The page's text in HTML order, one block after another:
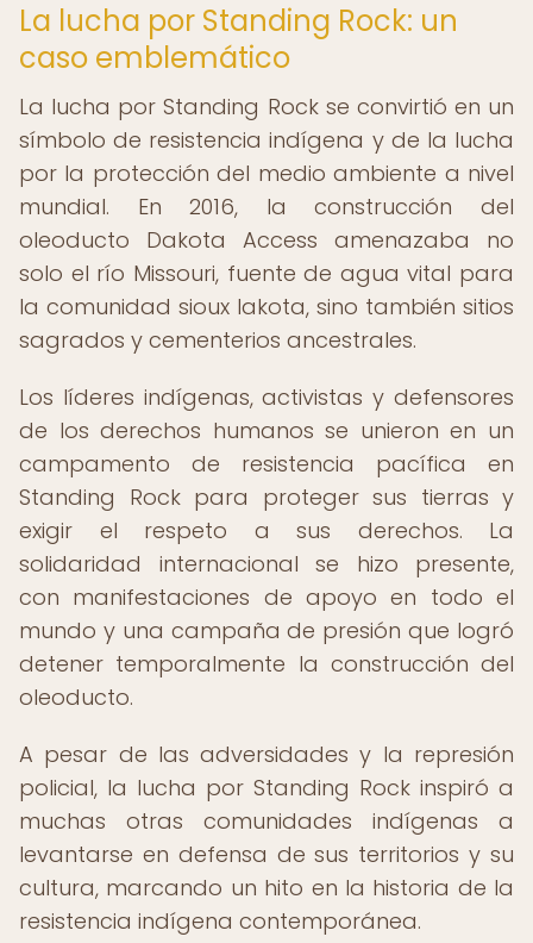
La lucha por Standing Rock: un
caso emblemático
La lucha por Standing Rock se convirtió en un
símbolo de resistencia indígena y de la lucha
por la protección del medio ambiente a nivel
mundial. En 2016, la construcción del
oleoducto Dakota Access amenazaba no
solo el río Missouri, fuente de agua vital para
la comunidad sioux lakota, sino también sitios
sagrados y cementerios ancestrales.
Los líderes indígenas, activistas y defensores
de los derechos humanos se unieron en un
campamento de resistencia pacífica en
Standing Rock para proteger sus tierras y
exigir el respeto a sus derechos. La
solidaridad internacional se hizo presente,
con manifestaciones de apoyo en todo el
mundo y una campaña de presión que logró
detener temporalmente la construcción del
oleoducto.
A pesar de las adversidades y la represión
policial, la lucha por Standing Rock inspiró a
muchas otras comunidades indígenas a
levantarse en defensa de sus territorios y su
cultura, marcando un hito en la historia de la
resistencia indígena contemporánea.